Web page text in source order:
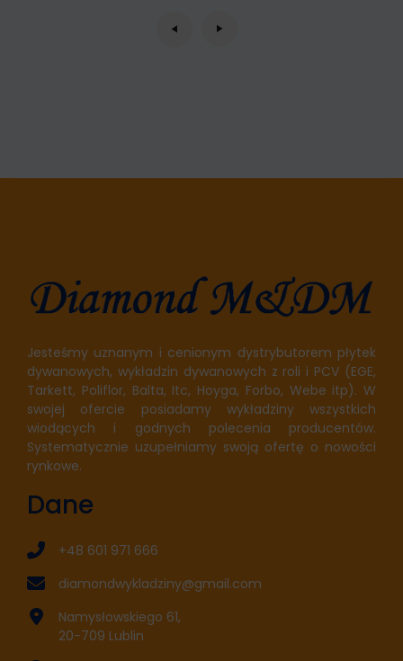
Jesteśmy uznanym i cenionym dystrybutorem płytek
dywanowych, wykładzin dywanowych z roli i PCV (EGE,
Tarkett, Poliflor, Balta, Itc, Hoyga, Forbo, Webe itp). W
swojej ofercie posiadamy wykładziny wszystkich
wiodących i godnych polecenia producentów.
Systematycznie uzupełniamy swoją ofertę o nowości
rynkowe.
Dane
+48 601 971 666
diamondwykladziny@gmail.com
Namysłowskiego 61,
20-709 Lublin